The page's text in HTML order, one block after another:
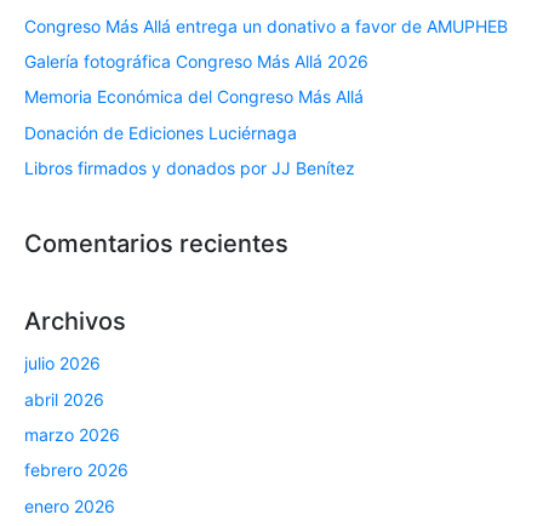
Congreso Más Allá entrega un donativo a favor de AMUPHEB
Galería fotográfica Congreso Más Allá 2026
Memoria Económica del Congreso Más Allá
Donación de Ediciones Luciérnaga
Libros firmados y donados por JJ Benítez
Comentarios recientes
Archivos
julio 2026
abril 2026
marzo 2026
febrero 2026
enero 2026